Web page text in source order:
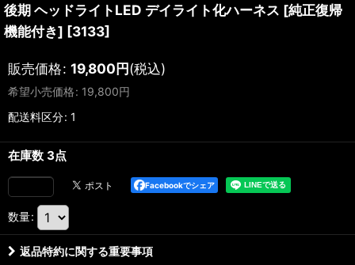
後期 ヘッドライトLED デイライト化ハーネス [純正復帰
機能付き] [3133]
販売価格: 19,800円(税込)
希望小売価格: 19,800円
配送料区分: 1
在庫数 3点
Facebookでシェア
数量:
返品特約に関する重要事項